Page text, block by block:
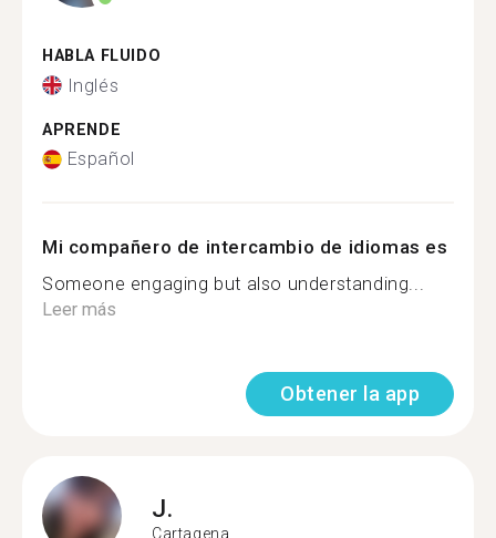
HABLA FLUIDO
Inglés
APRENDE
Español
Mi compañero de intercambio de idiomas es
Someone engaging but also understanding...
Leer más
Obtener la app
J.
Cartagena